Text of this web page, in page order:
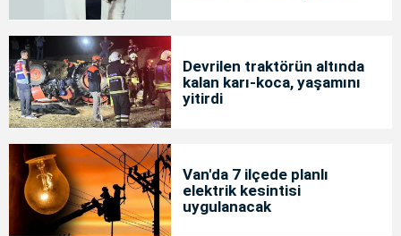
Devrilen traktörün altında
kalan karı-koca, yaşamını
yitirdi
Van'da 7 ilçede planlı
elektrik kesintisi
uygulanacak